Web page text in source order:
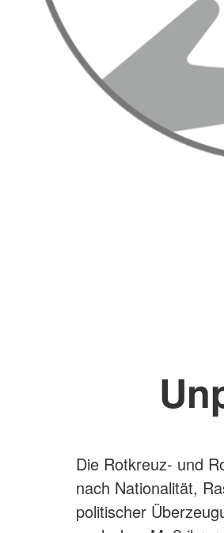
Die Rotkreuz- und
nach Nationalität,
politischer